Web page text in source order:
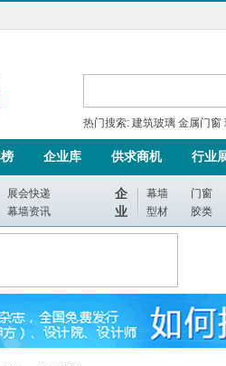
热门搜索: 建筑玻璃 金属门窗
企业库 供求商机 行业
展会快递
幕墙资讯
企
业
幕墙
门窗
型材
胶类